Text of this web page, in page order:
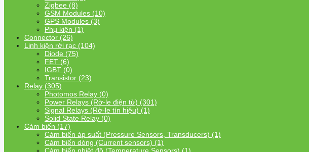
Zigbee (8)
GSM Modules (10)
GPS Modules (3)
Phụ kiện (1)
Connector (26)
Linh kiện rời rạc (104)
Diode (75)
FET (6)
IGBT (0)
Transistor (23)
Relay (305)
Photomos Relay (0)
Power Relays (Rờ-le điện từ) (301)
Signal Relays (Rờ-le tín hiệu) (1)
Solid State Relay (0)
Cảm biến (17)
Cảm biến áp suất (Pressure Sensors, Transducers) (1)
Cảm biến dòng (Current sensors) (1)